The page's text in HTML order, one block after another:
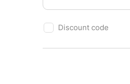
Les
Avant
Discount code